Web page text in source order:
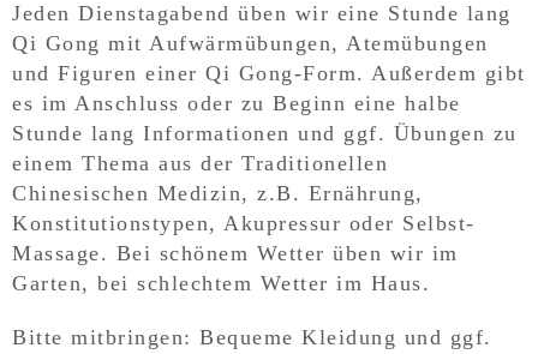
Jeden Dienstagabend üben wir eine Stunde lang
Qi Gong mit Aufwärmübungen, Atemübungen
und Figuren einer Qi Gong-Form. Außerdem gibt
es im Anschluss oder zu Beginn eine halbe
Stunde lang Informationen und ggf. Übungen zu
einem Thema aus der Traditionellen
Chinesischen Medizin, z.B. Ernährung,
Konstitutionstypen, Akupressur oder Selbst-
Massage. Bei schönem Wetter üben wir im
Garten, bei schlechtem Wetter im Haus.
Bitte mitbringen: Bequeme Kleidung und ggf.